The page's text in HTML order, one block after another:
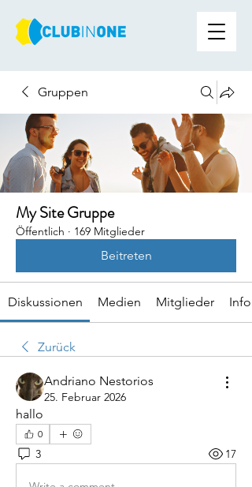
Gruppen
My Site Gruppe
Öffentlich · 169 Mitglieder
Beitreten
Diskussionen Medien Mitglieder Info
Zurück
Andriano Nestorios
25. Februar 2026
hallo
0
3 17